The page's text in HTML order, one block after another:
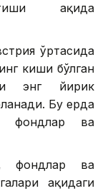
ҳақида
ўртасида
киши бўлган
энг йирик
Бу ерда
фондлар ва
фондлар ва
ҳақидаги